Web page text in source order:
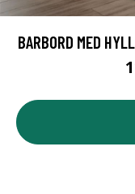
BARBORD MED